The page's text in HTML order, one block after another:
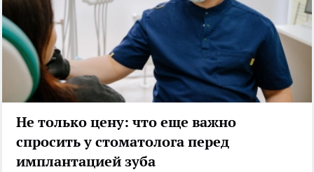
Не только цену: что еще важно
спросить у стоматолога перед
имплантацией зуба